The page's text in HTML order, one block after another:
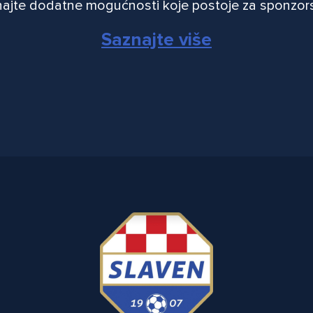
dodatne mogućnosti koje postoje za
Saznajte više